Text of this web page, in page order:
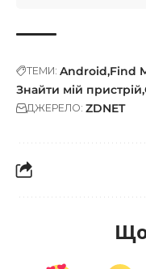
ТЕМИ: Android Find
Знайти мій пристрій
ДЖЕРЕЛО: ZDNET